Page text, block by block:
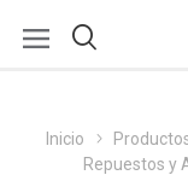
Inicio
Repuestos y